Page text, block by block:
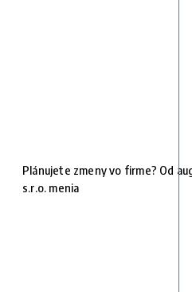
Plánujete zmeny vo firme? Od
s.r.o. menia